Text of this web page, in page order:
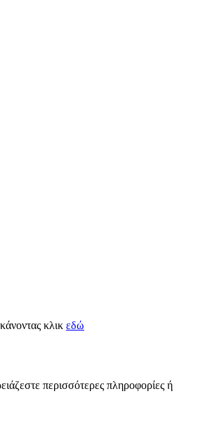
κλικ εδώ
περισσότερες πληροφορίες ή